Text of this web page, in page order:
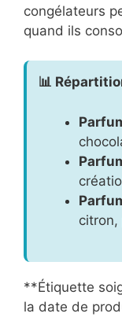
congélateurs
quand ils
📊
citron,
**Étiquette
la date de